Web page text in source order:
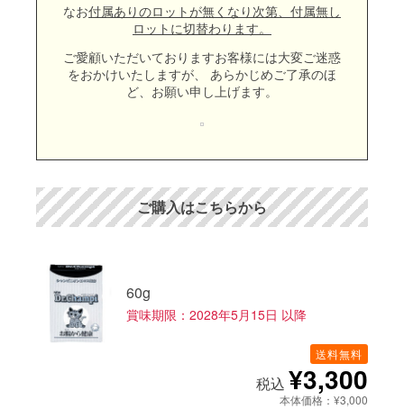
なお付属ありのロットが無くなり次第、付属無し
ロットに切替わります。
ご愛顧いただいておりますお客様には大変ご迷惑
をおかけいたしますが、
あらかじめご了承のほ
ど、お願い申し上げます。
ご購入はこちらから
60g
賞味期限：2028年5月15日 以降
送料無料
税込 ¥3,300
本体価格：¥3,000